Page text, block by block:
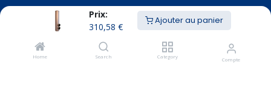
Prix:
310,58 €
Ajouter au panier
Home Search Category Compte
014/23.50.41
info@hekon.be
BTW BE 0456.631.656